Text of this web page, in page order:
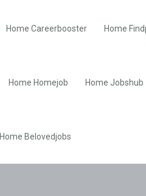
Home Careerbooster Home
Home Homejob Home Jobshub
Home Belovedjobs